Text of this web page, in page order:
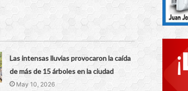
Las intensas lluvias provocaron la caída
de más de 15 árboles en la ciudad
May 10, 2026